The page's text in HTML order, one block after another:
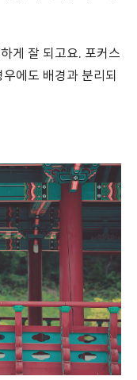
게 잘 되고요. 포커스
에도 배경과 분리되